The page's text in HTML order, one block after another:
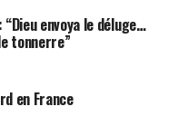
envoya le déluge…
tonnerre”
en France